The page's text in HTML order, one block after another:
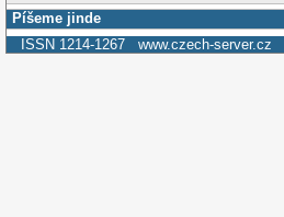
Píšeme jinde
ISSN 1214-1267 www.czech-server.cz